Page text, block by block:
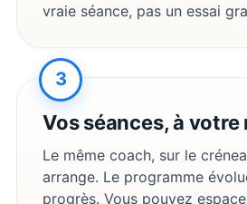
vraie séance, pas un essai
3
Vos séances, à
Le même coach, sur le
arrange. Le programme
progrès. Vous pouvez